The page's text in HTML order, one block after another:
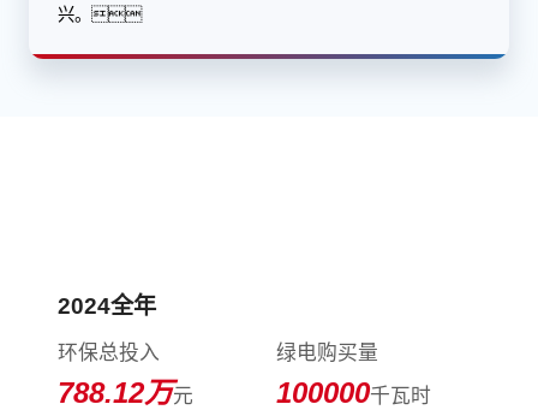
兴。
2024全年
环保总投入
788.12万元
绿电购买量
100000千瓦时